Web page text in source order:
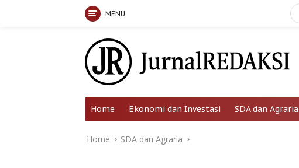
MENU
Home Ekonomi dan Investasi SDA dan Agraria
Home SDA dan Agraria